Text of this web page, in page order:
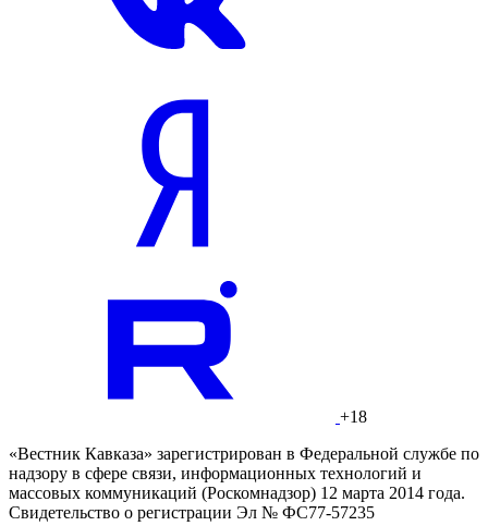
+18
«Вестник Кавказа» зарегистрирован в Федеральной службе по
надзору в сфере связи, информационных технологий и
массовых коммуникаций (Роскомнадзор) 12 марта 2014 года.
Свидетельство о регистрации Эл № ФС77-57235